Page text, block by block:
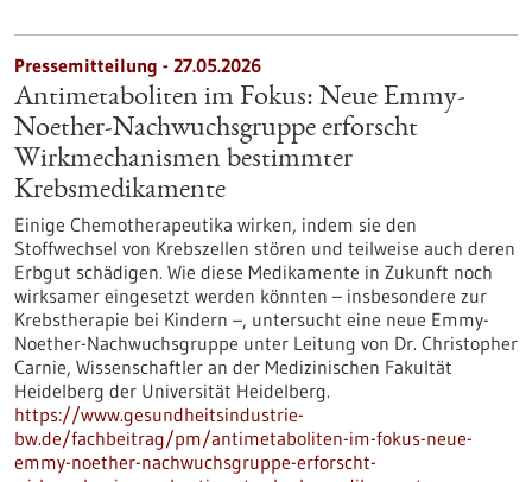
Pressemitteilung - 27.05.2026
Antimetaboliten im Fokus: Neue Emmy-
Noether-Nachwuchsgruppe erforscht
Wirkmechanismen bestimmter
Krebsmedikamente
Einige Chemotherapeutika wirken, indem sie den
Stoffwechsel von Krebszellen stören und teilweise auch deren
Erbgut schädigen. Wie diese Medikamente in Zukunft noch
wirksamer eingesetzt werden könnten – insbesondere zur
Krebstherapie bei Kindern –, untersucht eine neue Emmy-
Noether-Nachwuchsgruppe unter Leitung von Dr. Christopher
Carnie, Wissenschaftler an der Medizinischen Fakultät
Heidelberg der Universität Heidelberg.
https://www.gesundheitsindustrie-
bw.de/fachbeitrag/pm/antimetaboliten-im-fokus-neue-
emmy-noether-nachwuchsgruppe-erforscht-